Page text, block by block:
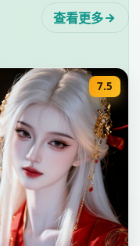
查看更多
7.5